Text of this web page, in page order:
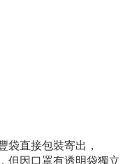
袋直接包裝寄出，
但因口罩有透明袋獨立